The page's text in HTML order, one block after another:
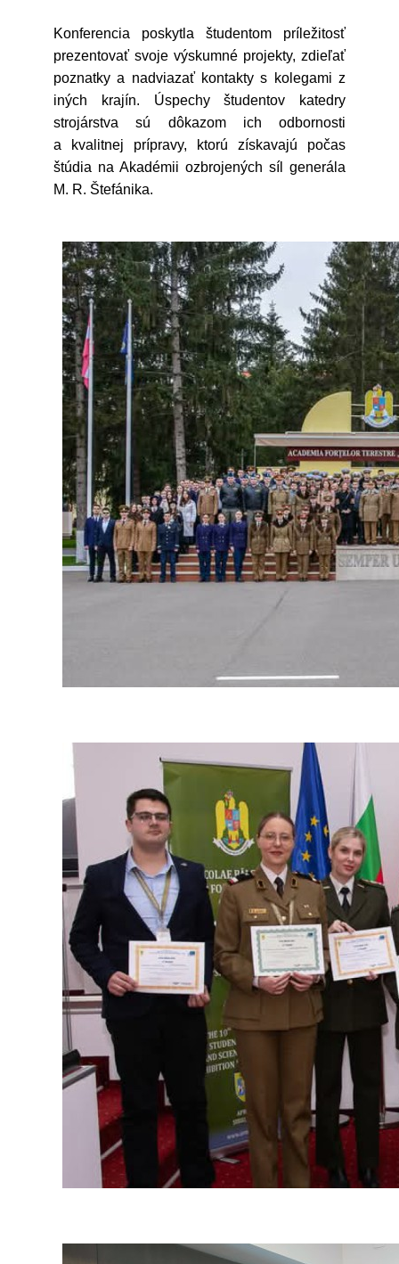
Konferencia poskytla študentom príležitosť
prezentovať svoje výskumné projekty, zdieľať
poznatky a nadviazať kontakty s kolegami z
iných krajín. Úspechy študentov katedry
strojárstva sú dôkazom ich odbornosti
a kvalitnej prípravy, ktorú získavajú počas
štúdia na Akadémii ozbrojených síl generála
M. R. Štefánika.